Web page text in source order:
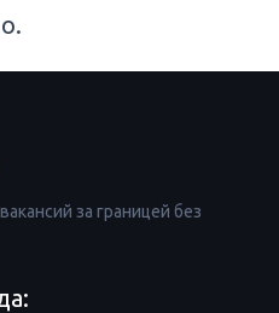
за границей без